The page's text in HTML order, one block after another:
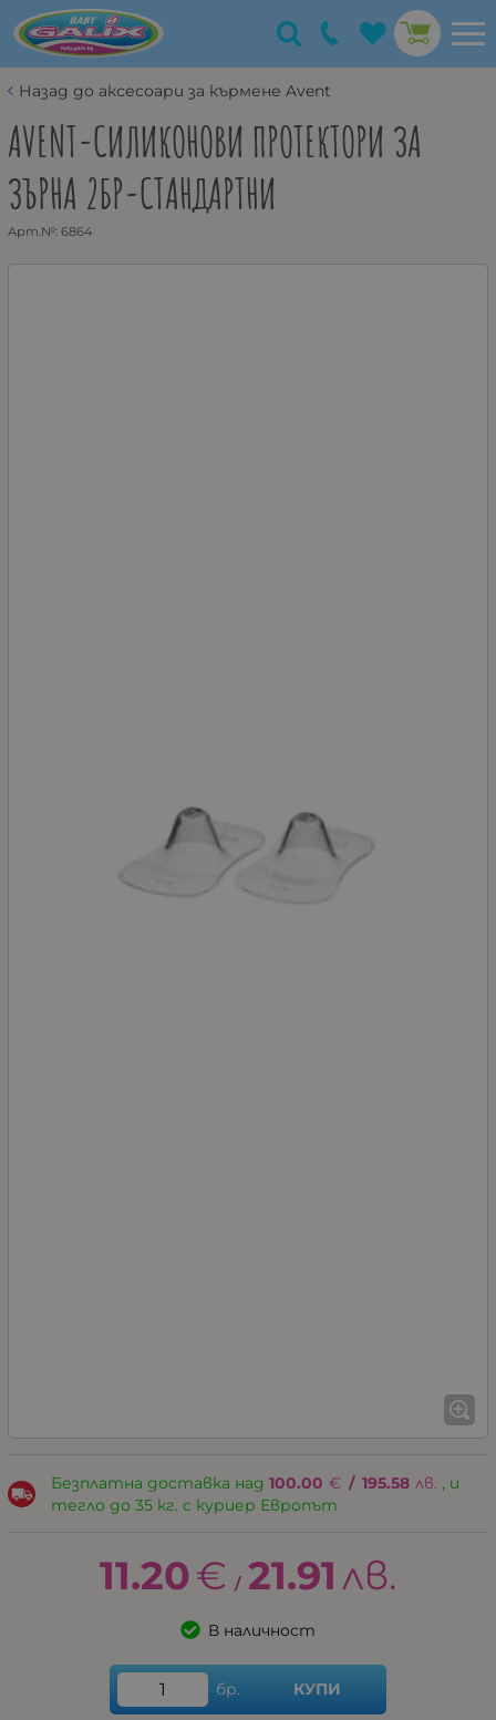
Назад до аксесоари за кърмене Avent
AVENT-СИЛИКОНОВИ ПРОТЕКТОРИ ЗА
ЗЪРНА 2БР-СТАНДАРТНИ
Арт.№: 6864
Безплатна доставка над 100.00 € / 195.58 лв. , и
тегло до 35 кг. с куриер Европът
11.20€ / 21.91лв.
В наличност
бр. КУПИ